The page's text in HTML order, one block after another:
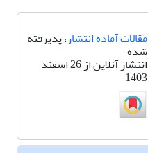
مقالات آماده انتشار، پذیرفته
شده
انتشار آنلاین از 26 اسفند
1403